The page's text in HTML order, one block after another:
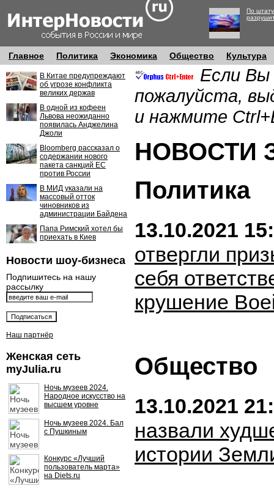
По
Главное Политика Экономика Общество Культура
В Китае предупреждают
об угрозе конфликта
великих держав
В одной из кофеен
Львова неожиданно
появилась Анджелина
Джоли
Bloomberg рассказал о
содержании нового
пакета санкций ЕС
против России
В МИД указали на
массовый отток
чиновников из
администрации Байдена
Папа Римский хотел бы
приехать в Киев
Новости шоу-бизнеса
Подпишитесь на нашу
рассылку
Наш партнёр
Женская сеть
myJulia.ru
Ночь музеев 2024.
Народное искусство на
высшем уровне
Ночь музеев 2024. Бал
с Пушкиным
Конкурс «Лучший
пользователь марта»
на Diets.ru
Если Вы
пожалуйста,
и нажмите
НОВОСТИ
Политика
13.10.2021
отвергли
себя
крушение
Общество
13.10.2021
назвали
истории